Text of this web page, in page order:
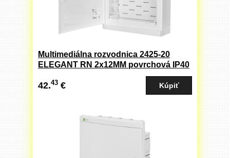
Multimediálna rozvodnica 2425-20
ELEGANT RN 2x12MM povrchová IP40
42.43 €